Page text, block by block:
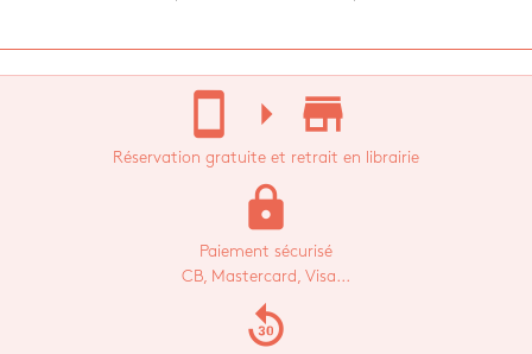
stay_current_portrait arrow_right store_mall_directory
Réservation gratuite et retrait en librairie
lock
Paiement sécurisé
CB, Mastercard, Visa...
replay_30